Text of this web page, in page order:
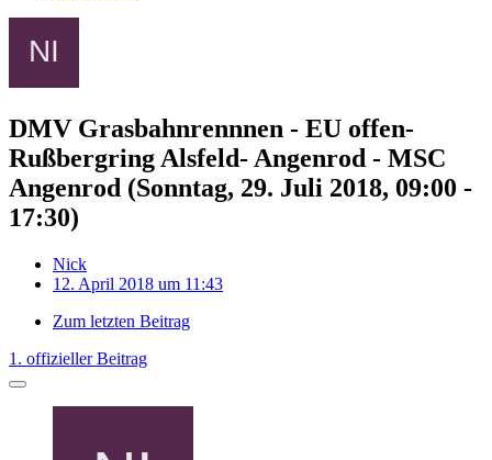
DMV Grasbahnrennnen - EU offen-
Rußbergring Alsfeld- Angenrod - MSC
Angenrod (Sonntag, 29. Juli 2018, 09:00 -
17:30)
Nick
12. April 2018 um 11:43
Zum letzten Beitrag
1. offizieller Beitrag